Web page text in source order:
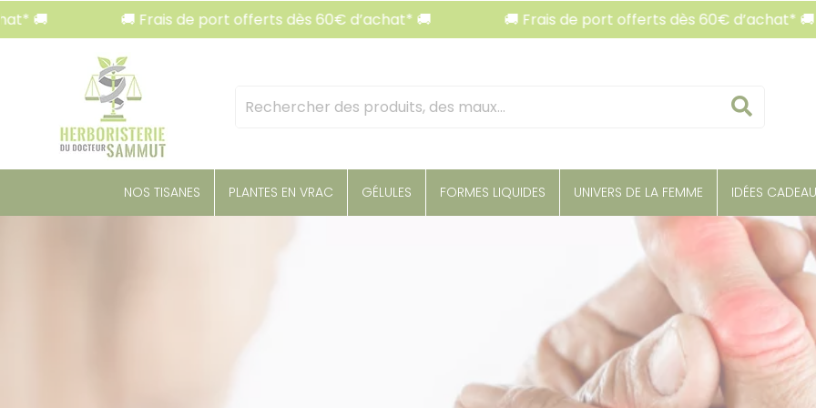
🚚 Frais de port offerts dès 60€ d’achat* 🚚 🚚 Frais de port offerts dès 60€ d’achat* 🚚
Mots
clés
NOS TISANES PLANTES EN VRAC GÉLULES FORMES LIQUIDES UNIVERS DE LA FEMME IDÉES
Panneau de gestion des cookies